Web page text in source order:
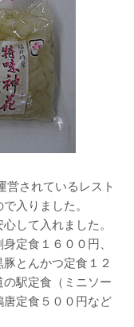
営されているレスト
入りました。
して入れました。
定食１６００円、
とんかつ定食１２
駅定食（ミニソー
定食５００円など